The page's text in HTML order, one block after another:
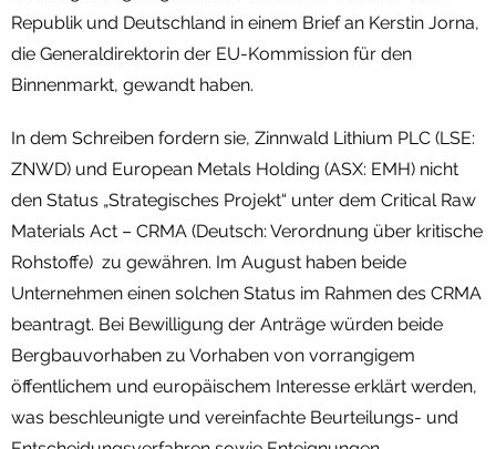
Republik und Deutschland in einem Brief an Kerstin Jorna,
die Generaldirektorin der EU-Kommission für den
Binnenmarkt, gewandt haben.
In dem Schreiben fordern sie, Zinnwald Lithium PLC (LSE:
ZNWD) und European Metals Holding (ASX: EMH) nicht
den Status „Strategisches Projekt“ unter dem Critical Raw
Materials Act – CRMA (Deutsch: Verordnung über kritische
Rohstoffe) zu gewähren. Im August haben beide
Unternehmen einen solchen Status im Rahmen des CRMA
beantragt. Bei Bewilligung der Anträge würden beide
Bergbauvorhaben zu Vorhaben von vorrangigem
öffentlichem und europäischem Interesse erklärt werden,
was beschleunigte und vereinfachte Beurteilungs- und